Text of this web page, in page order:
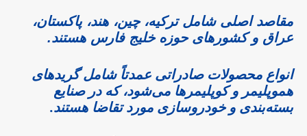
مقاصد اصلی شامل ترکیه، چین، هند، پاکستان،
عراق و کشورهای حوزه خلیج فارس هستند.
انواع محصولات صادراتی عمدتاً شامل گریدهای
هموپلیمر و کوپلیمرها می‌شود، که در صنایع
بسته‌بندی و خودروسازی مورد تقاضا هستند.